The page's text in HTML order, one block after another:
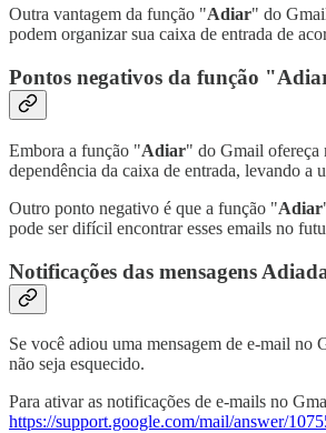
Outra vantagem da função "Adiar" do
podem organizar sua caixa de entrada de
Pontos negativos da função
Embora a função "Adiar" do Gmail ofereça
dependência da caixa de entrada, levando a
Outro ponto negativo é que a função "Adiar
pode ser difícil encontrar esses emails no
Notificações das mensagens
Se você adiou uma mensagem de e-mail no
não seja esquecido.
Para ativar as notificações de e-mails no
https://support.google.com/mail/answer/